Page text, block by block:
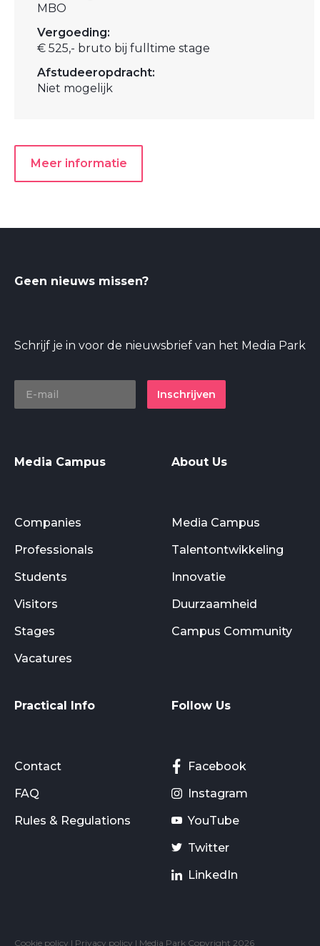
MBO
Vergoeding:
€ 525,- bruto bij fulltime stage
Afstudeeropdracht:
Niet mogelijk
Meer informatie
Geen nieuws missen?
Schrijf je in voor de nieuwsbrief van het Media Park
Inschrijven
Media Campus
Companies
Professionals
Students
Visitors
Stages
Vacatures
About Us
Media Campus
Talentontwikkeling
Innovatie
Duurzaamheid
Campus Community
Practical Info
Contact
FAQ
Rules & Regulations
Follow Us
Facebook
Instagram
YouTube
Twitter
LinkedIn
Cookie policy | Privacy policy | Media Park Copyright 2026